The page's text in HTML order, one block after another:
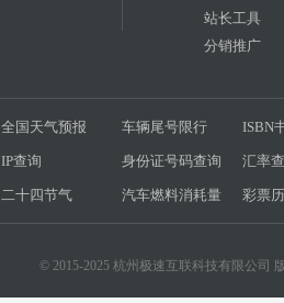
站长工具
分销推广
全国天气预报 车辆尾号限行 ISBN
IP查询 身份证号码查询 汇率
二十四节气 汽车燃料消耗量 彩票
© 2015-2025 杭州极速互联科技有限公司